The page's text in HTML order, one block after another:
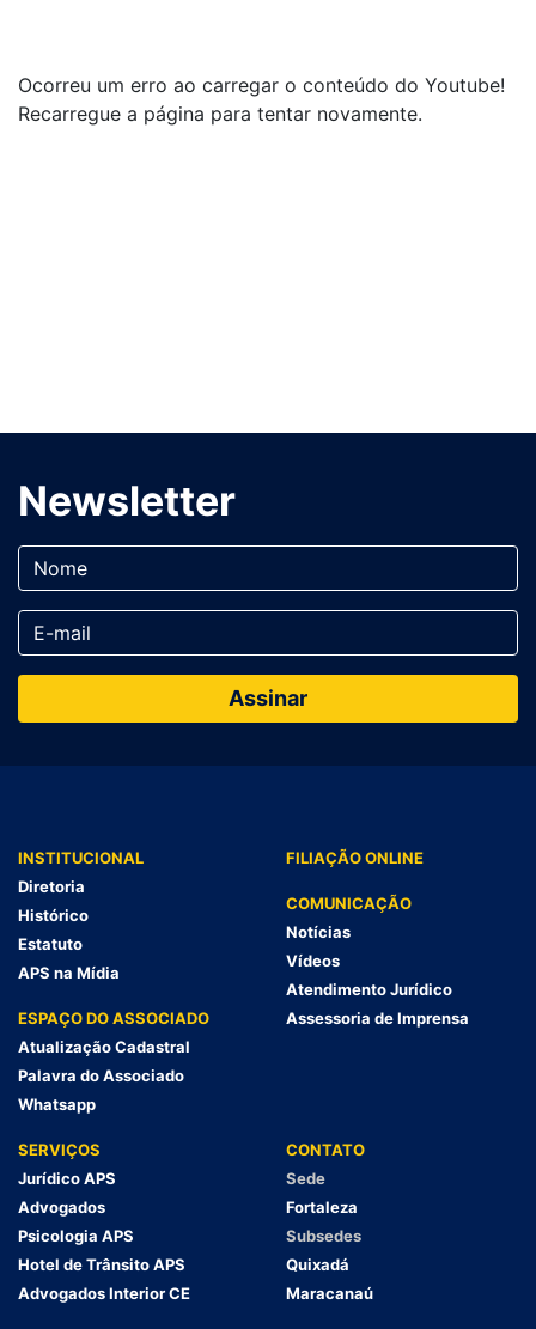
Ocorreu um erro ao carregar o conteúdo do Youtube!
Recarregue a página para tentar novamente.
Newsletter
INSTITUCIONAL
Diretoria
Histórico
Estatuto
APS na Mídia
ESPAÇO DO ASSOCIADO
Atualização Cadastral
Palavra do Associado
Whatsapp
FILIAÇÃO ONLINE
COMUNICAÇÃO
Notícias
Vídeos
Atendimento Jurídico
Assessoria de Imprensa
SERVIÇOS
Jurídico APS
Advogados
Psicologia APS
Hotel de Trânsito APS
Advogados Interior CE
CONTATO
Sede
Fortaleza
Subsedes
Quixadá
Maracanaú